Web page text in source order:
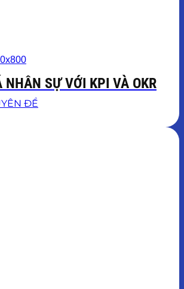
NHÂN SỰ VỚI KPI VÀ OKR
ĐỀ